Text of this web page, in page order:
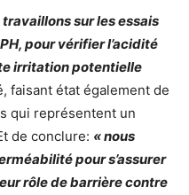
sur les essais
pour vérifier l’acidité
irritation potentielle
faisant état également de
qui représentent un
de conclure: « nous
pour s’assurer
rôle de barrière contre